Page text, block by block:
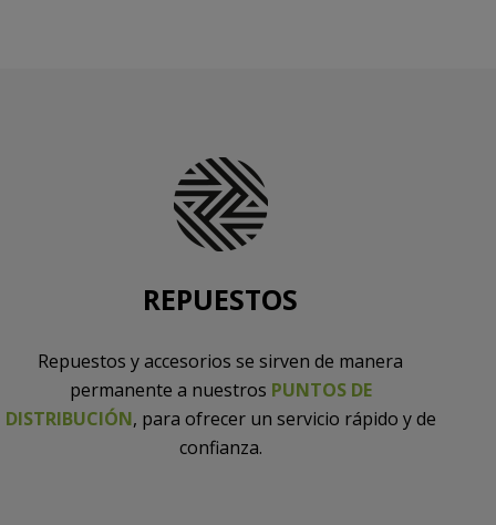
REPUESTOS
Repuestos y accesorios se sirven de manera
permanente a nuestros PUNTOS DE
DISTRIBUCIÓN, para ofrecer un servicio rápido y de
confianza.